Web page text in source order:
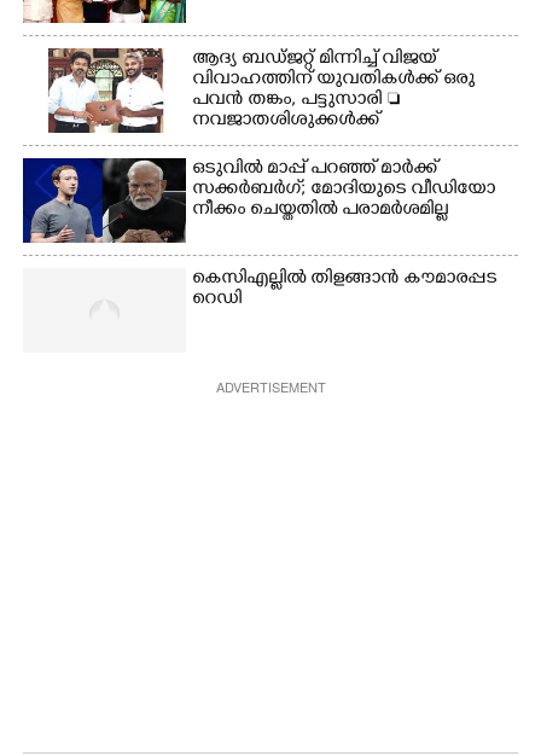
ആദ്യ ബഡ്ജറ്റ് മിന്നിച്ച് വിജയ്
വിവാഹത്തിന് യുവതികൾക്ക് ഒരു
പവൻ തങ്കം, പട്ടുസാരി 
നവജാതശിശുക്കൾക്ക്
സ്വർണമോതിരം  വിദ്യാർത്ഥികൾക്ക്
സൈക്കിൾ
ഒടുവിൽ മാപ്പ് പറഞ്ഞ് മാർക്ക്
സക്കർബർഗ്; മോദിയുടെ വീഡിയോ
നീക്കം ചെയ്തതിൽ പരാമർശമില്ല
കെസിഎല്ലിൽ തിളങ്ങാൻ കൗമാരപ്പട
റെഡി
ADVERTISEMENT